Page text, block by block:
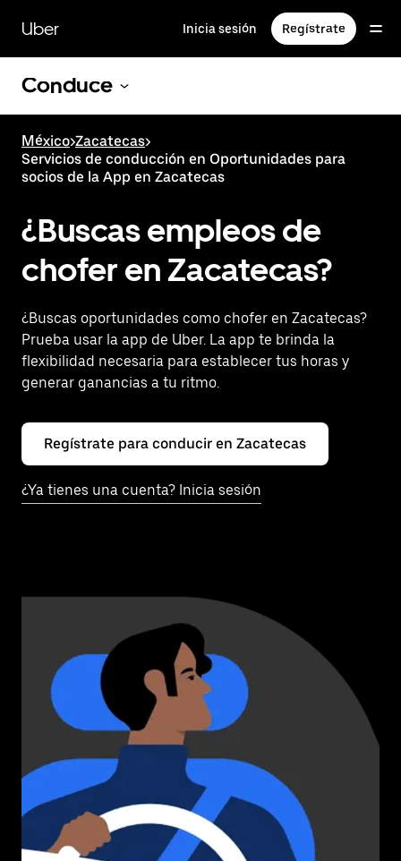
contenido
principal
Uber Inicia sesión Regístrate
Conduce
México>Zacatecas>
Servicios de conducción en Oportunidades para
socios de la App en Zacatecas
¿Buscas empleos de
chofer en Zacatecas?
¿Buscas oportunidades como chofer en Zacatecas?
Prueba usar la app de Uber. La app te brinda la
flexibilidad necesaria para establecer tus horas y
generar ganancias a tu ritmo.
Regístrate para conducir en Zacatecas
¿Ya tienes una cuenta? Inicia sesión